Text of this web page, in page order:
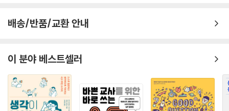
수 있기를 기대하는 마음이다. 최근 청년들이 방황하고 진로에 대해 비관
하는 모습은 너무나 마음 아픈 일이다. 특히 대학 교육의 변화에서 자율전
다. 고등학교 졸업 후, 그리고 직업세계 진입 전에 청년들에게 이 책이 작은
고 있지만, 꼭 대학생에게 한정할 필요는 없다. 대학생이 아니더라도 충분
히 활용할 수 있다는 것을 강조한다. 이 책은 대학 교재나 진로 탐색 비교과
프로그램 등에서도 활용할 수 있다. 교재로 활용할 경우, 교수자가 진로에
배송/반품/교환 안내
이 분야 베스트셀러